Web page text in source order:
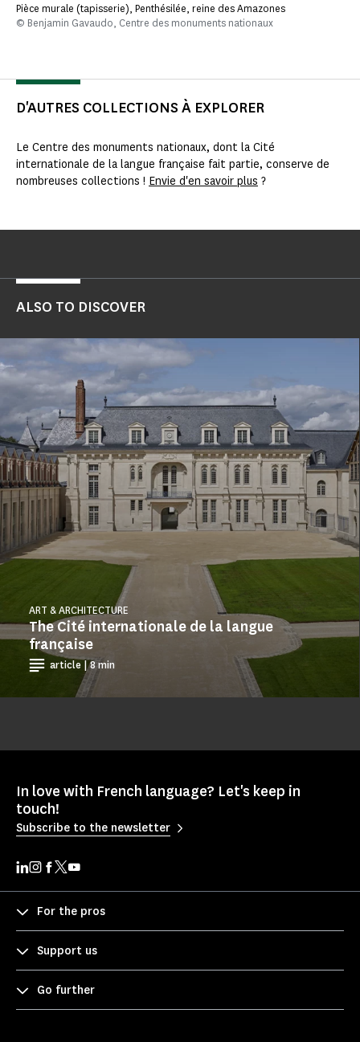
Pièce murale (tapisserie), Penthésilée, reine des Amazones
© Benjamin Gavaudo, Centre des monuments nationaux
D'AUTRES COLLECTIONS À EXPLORER
Le Centre des monuments nationaux, dont la Cité
internationale de la langue française fait partie, conserve de
nombreuses collections ! Envie d'en savoir plus ?
ALSO TO DISCOVER
The Cité internationale de la langue
française
ART & ARCHITECTURE
article | 8 min
In love with French language? Let's keep in
touch!
Subscribe to the newsletter
For the pros
Support us
Go further